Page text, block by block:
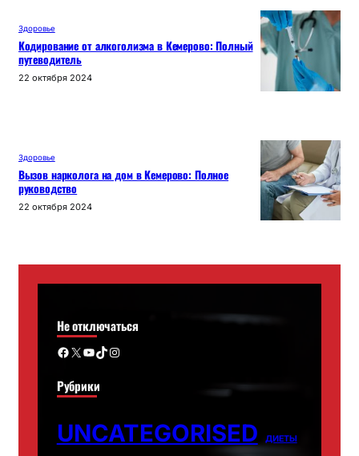
Здоровье
Кодирование от алкоголизма в Кемерово: Полный
путеводитель
22 октября 2024
Здоровье
Вызов нарколога на дом в Кемерово: Полное
руководство
22 октября 2024
Не отключаться
Facebook X YouTube TikTok Instagram
Рубрики
UNCATEGORISED ДИЕТЫ